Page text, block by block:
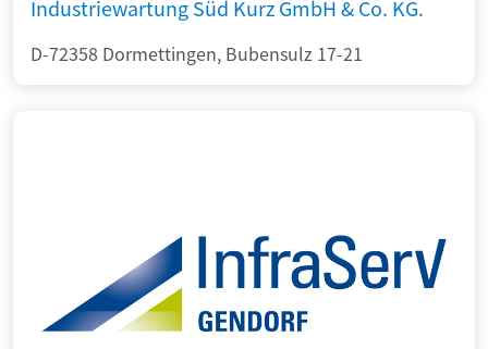
Industriewartung Süd Kurz GmbH & Co. KG.
D-72358 Dormettingen, Bubensulz 17-21